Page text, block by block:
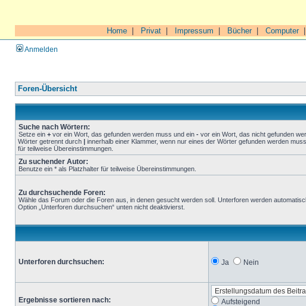
Home Privat Impressum Bücher| Computer
Anmelden
Foren-Übersicht
Suche nach Wörtern:
Setze ein + vor ein Wort, das gefunden werden muss und ein - vor ein Wort, das nicht gefunden
Wörter getrennt durch | innerhalb einer Klammer, wenn nur eines der Wörter gefunden werden
für teilweise Übereinstimmungen.
Zu suchender Autor:
Benutze ein * als Platzhalter für teilweise Übereinstimmungen.
Zu durchsuchende Foren:
Wähle das Forum oder die Foren aus, in denen gesucht werden soll. Unterforen werden
Option „Unterforen durchsuchen“ unten nicht deaktivierst.
Unterforen durchsuchen: Ja Nein
Ergebnisse sortieren nach:
Aufsteigend